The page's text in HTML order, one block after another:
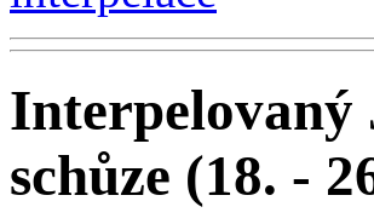
Interpelovaný
schůze (18. -